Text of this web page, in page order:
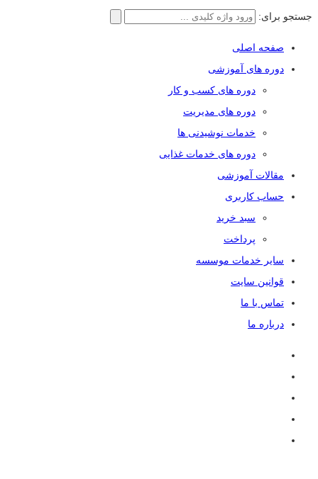
جستجو برای:
صفحه اصلی
دوره های آموزشی
دوره های کسب و کار
دوره های مدیریت
خدمات نوشیدنی ها
دوره های خدمات غذایی
مقالات آموزشی
حساب کاربری
سبد خرید
پرداخت
سایر خدمات موسسه
قوانین سایت
تماس با ما
درباره ما